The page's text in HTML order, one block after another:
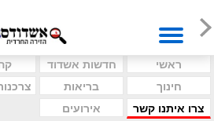
ראשי חדשות אשדוד
חינוך
בריאות
צרו איתנו קשר
אירועים